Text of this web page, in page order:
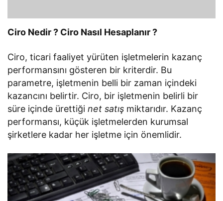
Ciro Nedir ? Ciro Nasıl Hesaplanır ?
Ciro, ticari faaliyet yürüten işletmelerin kazanç
performansını gösteren bir kriterdir. Bu
parametre, işletmenin belli bir zaman içindeki
kazancını belirtir. Ciro, bir işletmenin belirli bir
süre içinde ürettiğinet satış miktarıdır. Kazanç
performansı, küçük işletmelerden kurumsal
şirketlere kadar her işletme için önemlidir.